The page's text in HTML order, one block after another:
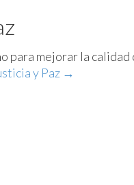
para mejorar la calidad
y Paz →